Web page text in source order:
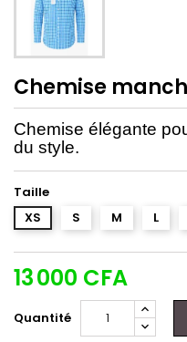
Chemise
Chemise élégante
du style.
Taille
XS
S M L
13 000 CFA
Quantité